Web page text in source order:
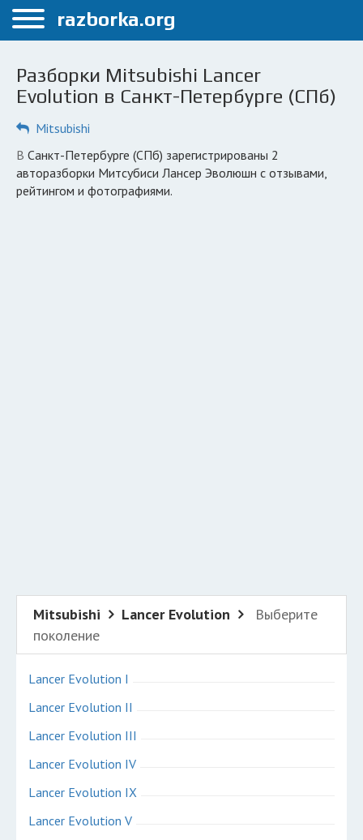
Меню
Санкт-Петербург
Автосервисы
Разборки Mitsubishi Lancer
Evolution в Санкт-Петербурге (СПб)
Mitsubishi
в Санкт-Петербурге (СПб) зарегистрированы 2
авторазборки Митсубиси Лансер Эволюшн с отзывами,
рейтингом и фотографиями.
Mitsubishi Lancer Evolution
Выберите
поколение
Lancer Evolution I
Lancer Evolution II
Lancer Evolution III
Lancer Evolution IV
Lancer Evolution IX
Lancer Evolution V
razborka.org